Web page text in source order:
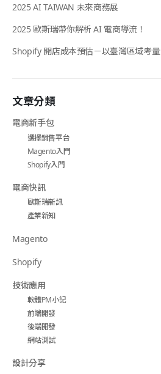
2025 AI TAIWAN 未來商務展
2025 歐斯瑞帶你解析 AI 電商導流！
Shopify 開店成本預估－以臺灣區域考量
文章分類
電商新手包
選擇銷售平台
Magento入門
Shopify入門
電商快訊
歐斯瑞新訊
產業新知
Magento
Shopify
技術應用
軟體PM小記
前端開發
後端開發
網站測試
設計分享